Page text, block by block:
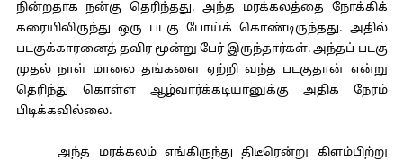
நின்றதாக நன்கு தெரிந்தது. அந்த மரக்கலத்தை நோக்கிக்
கரையிலிருந்து ஒரு படகு போய்க் கொண்டிருந்தது. அதில்
படகுக்காரனைத் தவிர மூன்று பேர் இருந்தார்கள். அந்தப் படகு
முதல் நாள் மாலை தங்களை ஏற்றி வந்த படகுதான் என்று
தெரிந்து கொள்ள ஆழ்வார்க்கடியானுக்கு அதிக நேரம்
பிடிக்கவில்லை.
அந்த மரக்கலம் எங்கிருந்து திடீரென்று கிளம்பிற்று